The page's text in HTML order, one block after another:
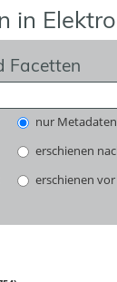
in
Facetten
nur Metadaten
erschienen
erschienen vor